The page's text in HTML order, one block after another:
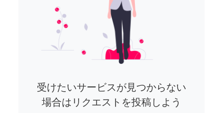
受けたいサービスが見つからない
場合はリクエストを投稿しよう